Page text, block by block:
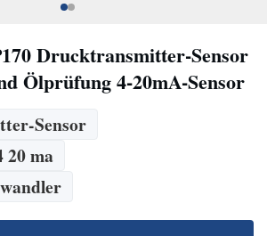
Drucktransmitter-Sensor
Ölprüfung 4-20mA-Sensor
Sensor
20 ma